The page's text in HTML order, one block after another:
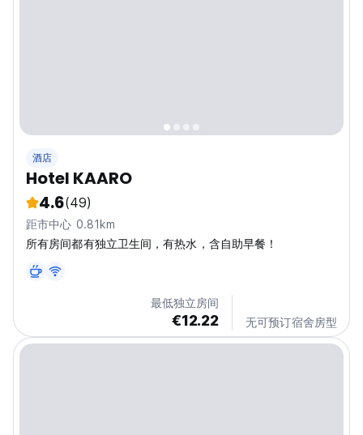
酒店
Hotel KAARO
4.6(49)
距市中心 0.81km
所有房间都有独立卫生间，有热水，含自助早餐！
最低独立房间
€12.22 无可预订宿舍房型